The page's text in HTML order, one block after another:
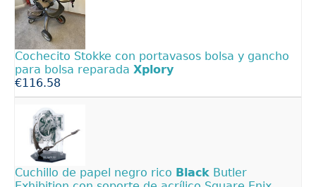
Cochecito Stokke con portavasos bolsa y gancho
para bolsa reparada Xplory
€116.58
Cuchillo de papel negro rico Black Butler